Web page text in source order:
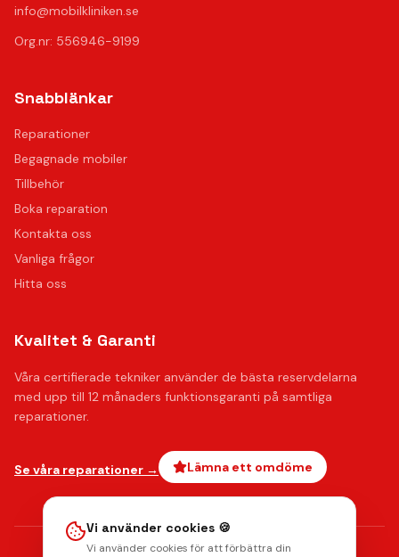
info@mobilkliniken.se
Org.nr: 556946-9199
Snabblänkar
Reparationer
Begagnade mobiler
Tillbehör
Boka reparation
Kontakta oss
Vanliga frågor
Hitta oss
Kvalitet & Garanti
Våra certifierade tekniker använder de bästa reservdelarna
med upp till 12 månaders funktionsgaranti på samtliga
reparationer.
Se våra reparationer → Lämna ett omdöme
Vi använder cookies 🍪
Vi använder cookies för att förbättra din